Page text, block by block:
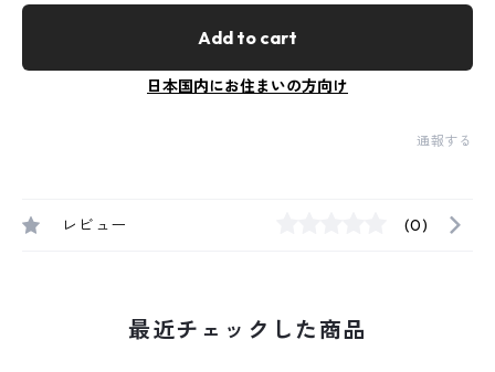
Add to cart
日本国内にお住まいの方向け
通報する
レビュー (0)
最近チェックした商品